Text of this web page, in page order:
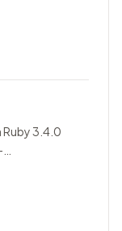
Ruby 3.4.0